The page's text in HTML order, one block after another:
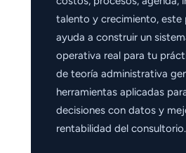
talento y crecimiento, este
ayuda a construir un
operativa real para tu
de teoría administrativa
herramientas aplicadas
decisiones con datos y
rentabilidad del consultorio.